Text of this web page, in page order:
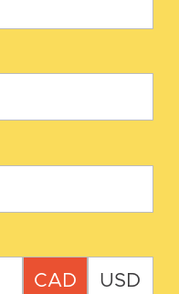
CAD USD